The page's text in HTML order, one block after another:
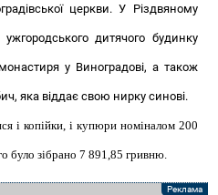
церкви. У Різдвяному
дитячого будинку
у Виноградові, а також
яка віддає свою нирку синові.
і копійки, і купюри номіналом 200
було зібрано 7 891,85 гривню.